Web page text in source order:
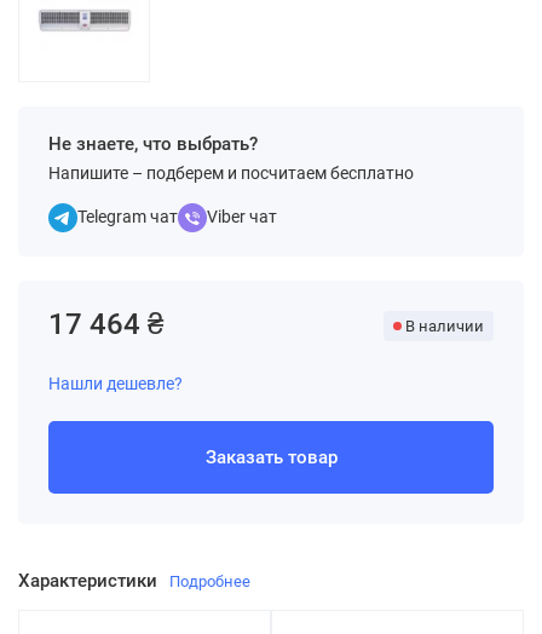
Не знаете, что выбрать?
Напишите – подберем и посчитаем бесплатно
Telegram чат Viber чат
Характеристики Подробнее
17 464 ₴ В наличии
Нашли дешевле?
Заказать товар